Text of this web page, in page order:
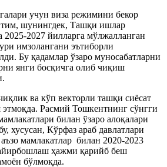
учун виза режимини бекор
шунингдек, Ташқи ишлар
2025-2027 йилларга мўлжалланган
имзолангани эътиборли
Бу қадамлар ўзаро муносабатларни
янги босқичга олиб чиқиш
ва кўп векторли ташқи сиёсат
Расмий Тошкентнинг сўнгги
билан ўзаро алоқалари
хусусан, Кўрфаз араб давлатлари
мамлакатлар билан 2020-2023
ҳажми қарийб беш
бўлмоқда.